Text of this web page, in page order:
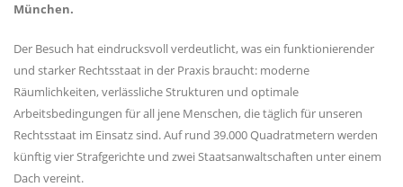
München.
Der Besuch hat eindrucksvoll verdeutlicht, was ein funktionierender
und starker Rechtsstaat in der Praxis braucht: moderne
Räumlichkeiten, verlässliche Strukturen und optimale
Arbeitsbedingungen für all jene Menschen, die täglich für unseren
Rechtsstaat im Einsatz sind. Auf rund 39.000 Quadratmetern werden
künftig vier Strafgerichte und zwei Staatsanwaltschaften unter einem
Dach vereint.